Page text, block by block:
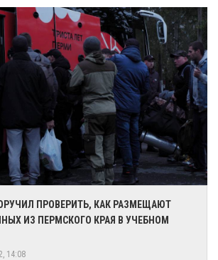
ПРОВЕРИТЬ, КАК РАЗМЕЩАЮТ
ИЗ ПЕРМСКОГО КРАЯ В УЧЕБНОМ
14:08